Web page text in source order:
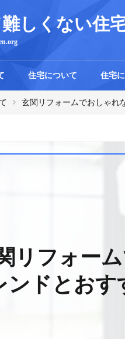
しくない住
住宅について 住宅
玄関リフォームでおしゃれ
リフォー
ンドとお